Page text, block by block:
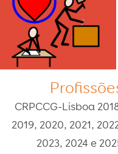
CRPCCG-Lisboa
2019, 2020, 2021,
2023, 2024 e